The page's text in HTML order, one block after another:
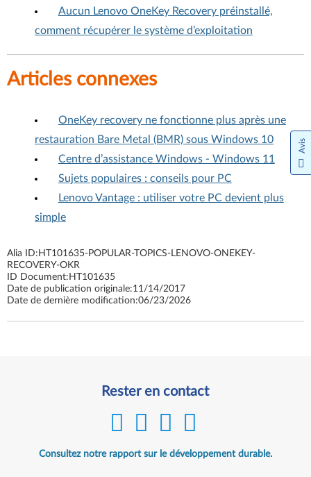
Aucun Lenovo OneKey Recovery préinstallé,
comment récupérer le système d’exploitation
Articles connexes
OneKey recovery ne fonctionne plus après une
restauration Bare Metal (BMR) sous Windows 10
Centre d’assistance Windows - Windows 11
Sujets populaires : conseils pour PC
Lenovo Vantage : utiliser votre PC devient plus
simple
Alia ID: HT101635-POPULAR-TOPICS-LENOVO-ONEKEY-
RECOVERY-OKR
ID Document: HT101635
Date de publication originale:11/14/2017
Date de dernière modification:06/23/2026
Rester en contact
Consultez notre rapport sur le développement durable.
Avis